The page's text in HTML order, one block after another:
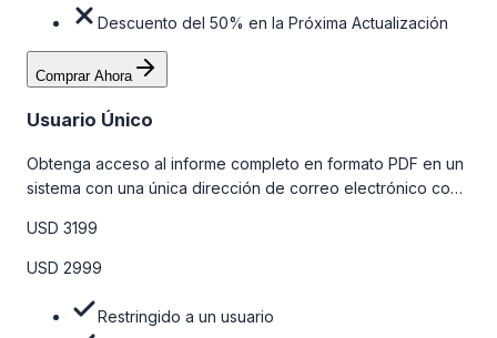
Descuento del 50% en la Próxima Actualización
Comprar Ahora
Usuario Único
Obtenga acceso al informe completo en formato PDF en un
sistema con una única dirección de correo electrónico con
la tabla de precios a continuación.
USD 3199
USD 2999
Restringido a un usuario